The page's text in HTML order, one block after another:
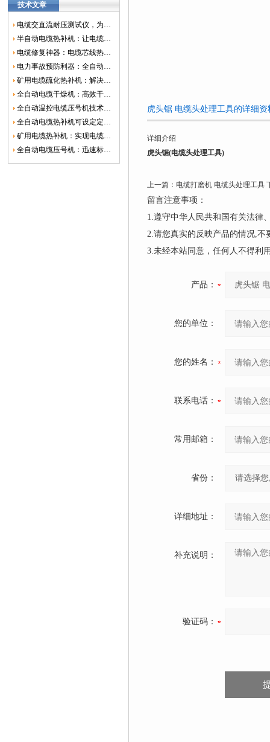
技术文章
电缆交直流耐压测试仪，为电网安全保驾护航
半自动电缆热补机：让电缆修复更简单、更高效！
电缆修复神器：电缆芯线热补机如何保障电网安全？
电力事故预防利器：全自动控温电缆热补机
矿用电缆硫化热补机：解决矿山电缆故障的新选择
全自动电缆干燥机：高效干燥，电缆质量
全自动温控电缆压号机技术革新：数字化标识的新趋势
全自动电缆热补机可设定定时功能，实现自动化热补
矿用电缆热补机：实现电缆故障修复的高效装置
全自动电缆压号机：迅速标识电缆的利器
虎头锯 电缆头处理工具的详细资
详细介绍
虎头锯(电缆头处理工具)
上一篇： 电缆打磨机 电缆头处理工具
留言注意事项：
1.遵守中华人民共和国有关法律
2.请您真实的反映产品的情况,
3.未经本站同意，任何人不得利
产品：
您的单位：
您的姓名：
联系电话：
常用邮箱：
省份：
详细地址：
补充说明：
验证码：